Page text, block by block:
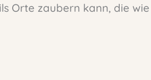
Orte zaubern kann, die